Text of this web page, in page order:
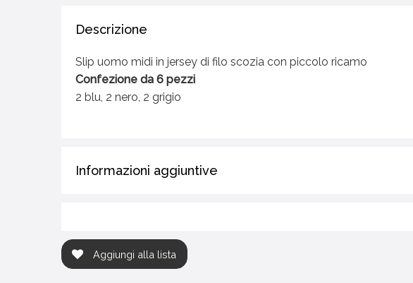
Descrizione
Slip uomo midi in jersey di filo scozia con piccolo ricamo
Confezione da 6 pezzi
2 blu, 2 nero, 2 grigio
Informazioni aggiuntive
Aggiungi alla lista